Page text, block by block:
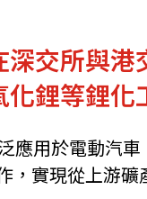
劃交所與
鋰等鋰化
用於電動汽
實現從上游